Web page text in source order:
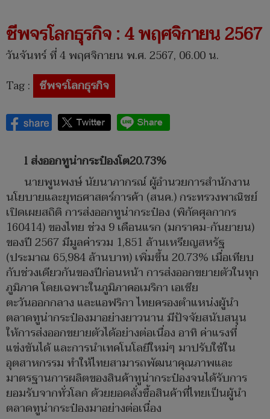
ชีพจรโลกธุรกิจ : 4 พฤศจิกายน 2567
วันจันทร์ ที่ 4 พฤศจิกายน พ.ศ. 2567, 06.00 น.
Tag : ชีพจรโลกธุรกิจ
l ส่งออกทูน่ากระป๋องโต20.73%
นายพูนพงษ์ นัยนาภากรณ์ ผู้อำนวยการสำนักงาน
นโยบายและยุทธศาสตร์การค้า (สนค.) กระทรวงพาณิชย์
เปิดเผยสถิติ การส่งออกทูน่ากระป๋อง (พิกัดศุลกากร
160414) ของไทย ช่วง 9 เดือนแรก (มกราคม-กันยายน)
ของปี 2567 มีมูลค่ารวม 1,851 ล้านเหรียญสหรัฐ
(ประมาณ 65,984 ล้านบาท) เพิ่มขึ้น 20.73% เมื่อเทียบ
กับช่วงเดียวกันของปีก่อนหน้า การส่งออกขยายตัวในทุก
ภูมิภาค โดยเฉพาะในภูมิภาคอเมริกา เอเชีย
ตะวันออกกลาง และแอฟริกา ไทยครองตำแหน่งผู้นำ
ตลาดทูน่ากระป๋องมาอย่างยาวนาน มีปัจจัยสนับสนุน
ให้การส่งออกขยายตัวได้อย่างต่อเนื่อง อาทิ ค่าแรงที่
แข่งขันได้ และการนำเทคโนโลยีใหม่ๆ มาปรับใช้ใน
อุตสาหกรรม ทำให้ไทยสามารถพัฒนาคุณภาพและ
มาตรฐานการผลิตของสินค้าทูน่ากระป๋องจนได้รับการ
ยอมรับจากทั่วโลก ด้วยยอดสั่งซื้อสินค้าที่ไทยเป็นผู้นำ
ตลาดทูน่ากระป๋องมาอย่างต่อเนื่อง